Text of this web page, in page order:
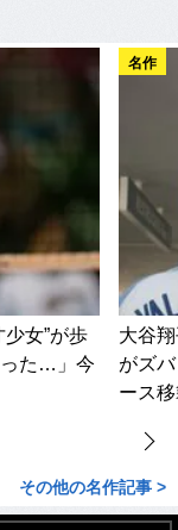
女”が歩
った…」今
名作
大谷
がズ
ース
その他の名作記事 >